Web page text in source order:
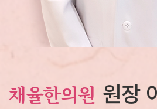
채율한의원 원장